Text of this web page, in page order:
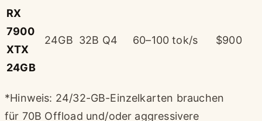
RX
7900
XTX
24GB
24GB 32B Q4 60–100 tok/s $900
*Hinweis: 24/32-GB-Einzelkarten brauchen
für 70B Offload und/oder aggressivere